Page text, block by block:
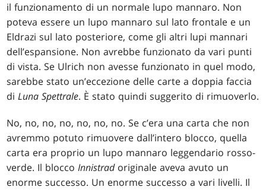
il funzionamento di un normale lupo mannaro. Non
poteva essere un lupo mannaro sul lato frontale e un
Eldrazi sul lato posteriore, come gli altri lupi mannari
dell’espansione. Non avrebbe funzionato da vari punti
di vista. Se Ulrich non avesse funzionato in quel modo,
sarebbe stato un’eccezione delle carte a doppia faccia
diLuna Spettrale. È stato quindi suggerito di rimuoverlo.
No, no, no, no, no, no, no. Se c’era una carta che non
avremmo potuto rimuovere dall’intero blocco, quella
carta era proprio un lupo mannaro leggendario rosso-
verde. Il bloccoInnistradoriginale aveva avuto un
enorme successo. Un enorme successo a vari livelli. Il